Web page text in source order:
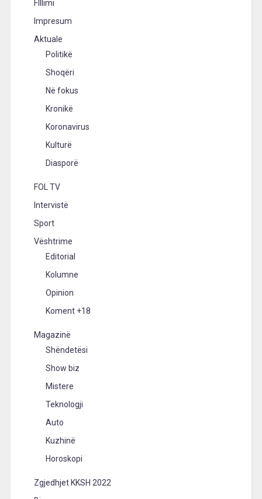
FIllimi
Impresum
Aktuale
Politikë
Shoqëri
Në fokus
Kronikë
Koronavirus
Kulturë
Diasporë
FOL TV
Intervistë
Sport
Vështrime
Editorial
Kolumne
Opinion
Koment +18
Magazinë
Shëndetësi
Show biz
Mistere
Teknologji
Auto
Kuzhinë
Horoskopi
Zgjedhjet KKSH 2022